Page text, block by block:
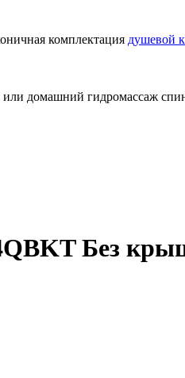
комплектация душевой
домашний гидромассаж
Без